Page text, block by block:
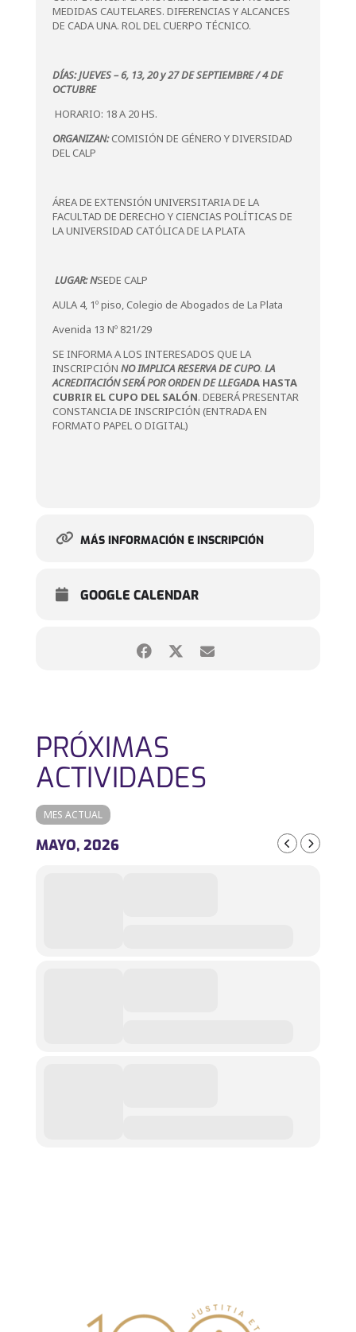
MEDIDAS CAUTELARES. DIFERENCIAS Y ALCANCES
DE CADA UNA. ROL DEL CUERPO TÉCNICO.
DÍAS: JUEVES – 6, 13, 20 y 27 DE SEPTIEMBRE / 4 DE
OCTUBRE
HORARIO: 18 A 20 HS.
ORGANIZAN:COMISIÓN DE GÉNERO Y DIVERSIDAD
DEL CALP
ÁREA DE EXTENSIÓN UNIVERSITARIA DE LA
FACULTAD DE DERECHO Y CIENCIAS POLÍTICAS DE
LA UNIVERSIDAD CATÓLICA DE LA PLATA
LUGAR: NSEDE CALP
AULA 4, 1º piso, Colegio de Abogados de La Plata
Avenida 13 Nº 821/29
SE INFORMA A LOS INTERESADOS QUE LA
INSCRIPCIÓN NO IMPLICA RESERVA DE CUPO. LA
ACREDITACIÓN SERÁ POR ORDEN DE LLEGADA HASTA
CUBRIR EL CUPO DEL SALÓN. DEBERÁ PRESENTAR
CONSTANCIA DE INSCRIPCIÓN (ENTRADA EN
FORMATO PAPEL O DIGITAL)
MÁS INFORMACIÓN E INSCRIPCIÓN
GOOGLE CALENDAR
PRÓXIMAS
ACTIVIDADES
MES ACTUAL
MAYO, 2026